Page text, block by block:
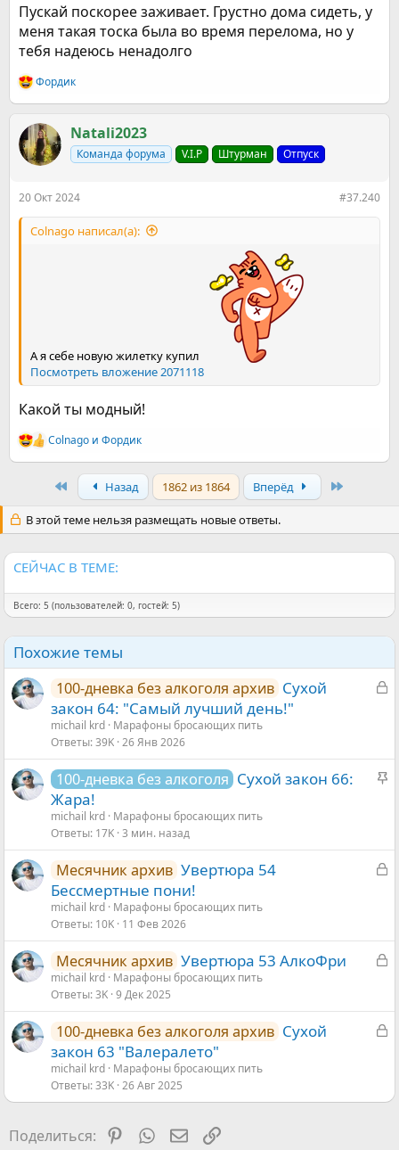
Пускай поскорее заживает. Грустно дома сидеть, у
меня такая тоска была во время перелома, но у
тебя надеюсь ненадолго
Р
е
к
ц
и
Фордик
Natali2023
Команда форума V.I.P Штурман Отпуск
20 Окт 2024 #37.240
Colnago написал(а):
А я себе новую жилетку купил
Посмотреть вложение 2071118
Какой ты модный!
Р
е
и
и
Colnago и Фордик
Назад 1862 из 1864 Вперёд
В этой теме нельзя размещать новые ответы.
СЕЙЧАС В ТЕМЕ:
Всего: 5 (пользователей: 0, гостей: 5)
Похожие темы
З
ы
т
100-дневка без алкоголя архив Сухой
закон 64: "Самый лучший день!"
michail krd Марафоны бросающих пить
Ответы 39K 26 Янв 2026
З
е
п
о
100-дневка без алкоголя Сухой закон 66:
Жара!
michail krd Марафоны бросающих пить
Ответы 17K 3 мин. назад
З
ы
т
Месячник архив Увертюра 54
Бессмертные пони!
michail krd Марафоны бросающих пить
Ответы 10K 11 Фев 2026
З
р
ы
Месячник архив Увертюра 53 АлкоФри
michail krd Марафоны бросающих пить
Ответы 3K 9 Дек 2025
З
ы
100-дневка без алкоголя архив Сухой
закон 63 "Валералето"
michail krd Марафоны бросающих пить
Ответы 33K 26 Авг 2025
Поделиться: Pinterest
WhatsAppЭлектронная почта
Ссылка